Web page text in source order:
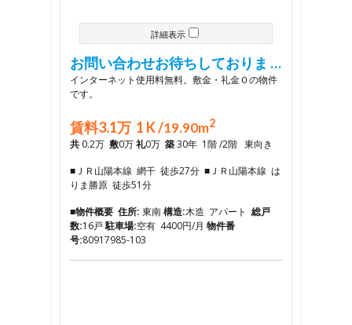
詳細表示
お問い合わせお待ちしておりま …
インターネット使用料無料。敷金・礼金０の物件
です。
賃料3.1万 1 K /19.90m2
共 0.2万 敷0万礼0万 築30年 1階 /2階 東向き
■ＪＲ山陽本線 網干 徒歩27分 ■ＪＲ山陽本線 は
りま勝原 徒歩51分
■物件概要 住所: 東南構造:木造 アパート 総戸
数:16戸駐車場:空有 4400円/月 物件番
号:80917985-103